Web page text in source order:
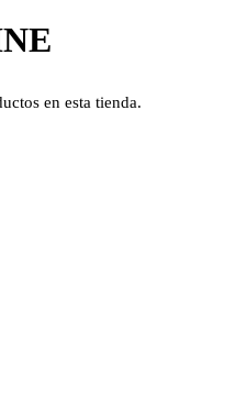
en esta tienda.